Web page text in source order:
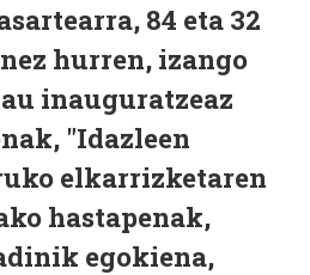
84 eta 32
hurren, izango
inauguratzeaz
"Idazleen
elkarrizketaren
hastapenak,
egokiena,